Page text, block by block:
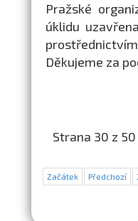
Pražské
úklidu
Děkujeme za
Strana 30 z 50
Začátek Předchozí